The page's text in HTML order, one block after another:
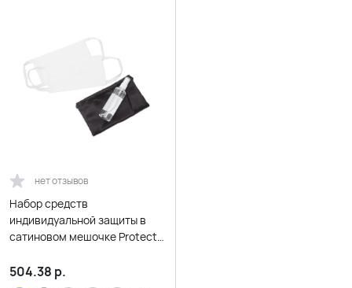
нет отзывов
Набор средств
индивидуальной защиты в
сатиновом мешочке Protect
504.38 р.